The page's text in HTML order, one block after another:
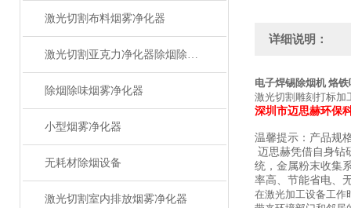
激光切割布料烟雾净化器
激光切割亚克力净化器除烟除味设备
除烟除味烟雾净化器
小型烟雾净化器
无耗材除烟设备
激光切割室内排放烟雾净化器
详细说明：
电子焊锡除烟机 烙
激光切割雕刻打标加
深圳市迈思赫环保
温馨提示：产品规
迈思赫凭借自身钻
统，金属粉末收集
率高、节能省电、
在激光加工设备工作